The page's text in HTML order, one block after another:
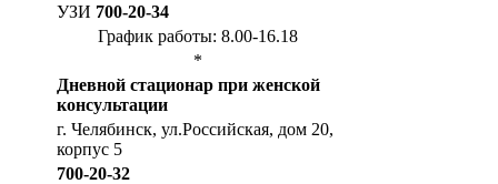
УЗИ 700-20-34
График работы: 8.00-16.18
*
Дневной стационар при женской
консультации
г. Челябинск, ул.Российская, дом 20,
корпус 5
700-20-32